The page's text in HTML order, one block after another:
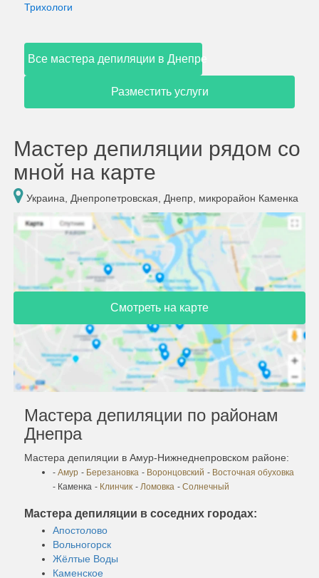
Трихологи
Все мастера депиляции в Днепре
Разместить услуги
Мастер депиляции рядом со
мной на карте
Украина, Днепропетровская, Днепр, микрорайон Каменка
Смотреть на карте
Мастера депиляции по районам
Днепра
Мастера депиляции в Амур-Нижнеднепровском районе:
- Амур - Березановка - Воронцовский - Восточная обуховка
- Каменка - Клинчик - Ломовка - Солнечный
Мастера депиляции в соседних городах:
Апостолово
Вольногорск
Жёлтые Воды
Каменское